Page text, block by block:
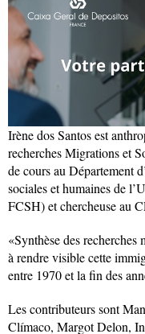
Irène dos Santos est
recherches Migrations et
de cours au Département
sociales et humaines de
FCSH) et chercheuse au
«Synthèse des recherches
à rendre visible cette
entre 1970 et la fin des
Les contributeurs sont
Clímaco, Margot Delon,